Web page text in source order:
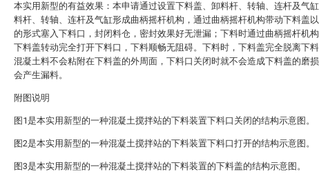
本实用新型的有益效果：本申请通过设置下料盖、卸料杆、转轴、连杆及气
料杆、转轴、连杆及气缸形成曲柄摇杆机构，通过曲柄摇杆机构带动下料盖
的形式塞入下料口，封闭料仓，密封效果好无泄漏；下料时通过曲柄摇杆机
下料盖转动完全打开下料口，下料顺畅无阻碍。下料时，下料盖完全脱离下料
混凝土料不会粘附在下料盖的外周面，下料口关闭时就不会造成下料盖的磨
会产生漏料。
附图说明
图1是本实用新型的一种混凝土搅拌站的下料装置下料口关闭的结构示意图。
图2是本实用新型的一种混凝土搅拌站的下料装置下料口打开的结构示意图。
图3是本实用新型的一种混凝土搅拌站的下料装置的下料盖的结构示意图。